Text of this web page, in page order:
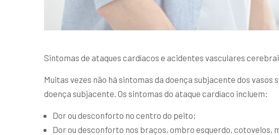
Sintomas de ataques cardíacos e acidentes vasculares
Muitas vezes não há sintomas da doença subjacente dos
doença subjacente. Os sintomas do ataque cardíaco incluem:
Dor ou desconforto no centro do peito;
Dor ou desconforto nos braços, ombro esquerdo, cotovelos,